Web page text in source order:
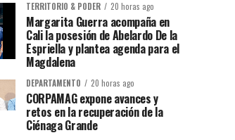
TERRITORIO & PODER 20 horas ago
Margarita Guerra acompaña en
Cali la posesión de Abelardo De la
Espriella y plantea agenda para el
Magdalena
DEPARTAMENTO 20 horas ago
CORPAMAG expone avances y
retos en la recuperación de la
Ciénaga Grande